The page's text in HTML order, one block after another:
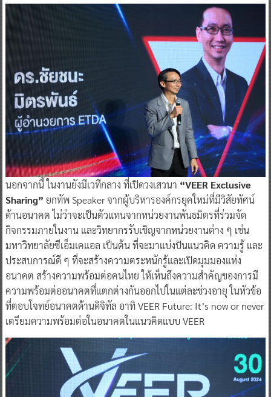
นอกจากนี้ ในงานยังมีเวทีกลาง ที่เปิดวงเสวนา “VEER Exclusive
Sharing” ยกทัพ Speaker จากผู้บริหารองค์กรยุคใหม่ที่มีวิสัยทัศน์
ด้านอนาคต ไม่ว่าจะเป็นตัวแทนจากหน่วยงานพันธมิตรที่ร่วมจัด
กิจกรรมภายในงาน และวิทยากรรับเชิญจากหน่วยงานต่าง ๆ เช่น
มหาวิทยาลัยซีเอ็มเคแอล เป็นต้น ที่จะมาแบ่งปันแนวคิด ความรู้ และ
ประสบการณ์ดี ๆ ที่จะสร้างความตระหนักรู้และเปิดมุมมองแห่ง
อนาคต สร้างความพร้อมต่อคนไทย ให้เห็นถึงความสำคัญของการมี
ความพร้อมต่ออนาคตที่แตกต่างกันออกไปในแต่ละช่วงอายุ ในหัวข้อ
ที่ตอบโจทย์อนาคตด้านดิจิทัล อาทิ VEER Future: It’s now or never
เตรียมความพร้อมต่อในอนาคตในแนวคิดแบบ VEER